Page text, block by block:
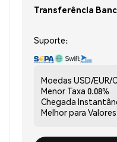
Transferência
Suporte:
Moedas USD/EUR/
Menor Taxa 0.08%
Chegada
Melhor para